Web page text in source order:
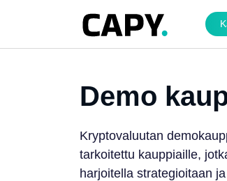
Demo
Kryptovaluutan
tarkoitettu kauppiaille,
harjoitella strategioitaan